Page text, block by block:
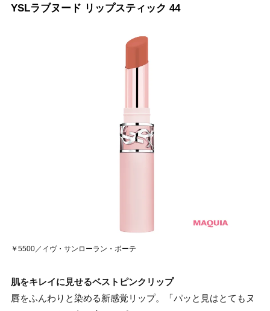
YSLラブヌード リップスティック 44
￥5500／イヴ・サンローラン・ボーテ
肌をキレイに見せるベストピンクリップ
唇をふんわりと染める新感覚リップ。「パッと見はとてもヌ